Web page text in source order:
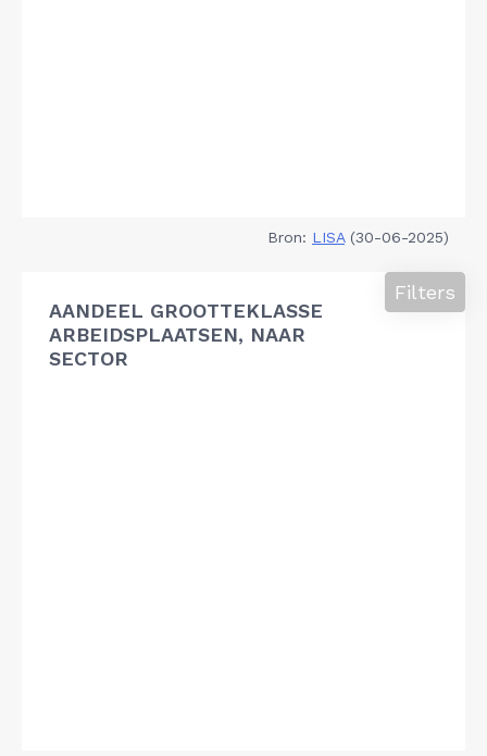
Bron: LISA(30-06-2025)
AANDEEL GROOTTEKLASSE
ARBEIDSPLAATSEN, NAAR
SECTOR
Filters